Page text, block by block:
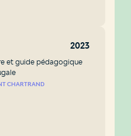
2023
et guide pédagogique
CHARTRAND